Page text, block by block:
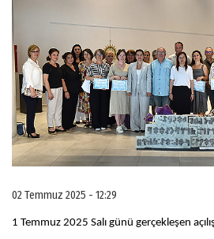
02 Temmuz 2025 - 12:29
1 Temmuz 2025 Salı günü gerçekleşen